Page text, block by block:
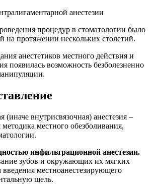
процедур в стоматологии было
на протяжении нескольких столетий.
анестетиков местного действия и
появилась возможность безболезненно
(иначе внутрисвязочная) анестезия –
местного обезболивания,
инфильтрационной анестезии.
зубов и окружающих их мягких
введения местноанестезирующего
щель.